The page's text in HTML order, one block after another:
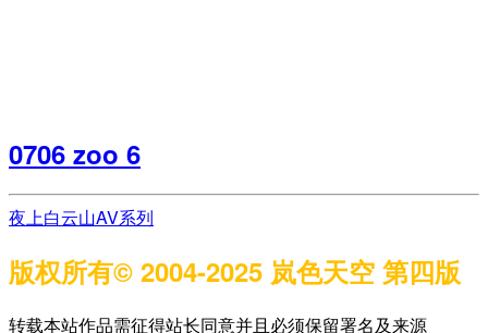
0706 zoo 6
夜上白云山AV系列
版权所有© 2004-2025 岚色天空 第四版
转载本站作品需征得站长同意并且必须保留署名及来源